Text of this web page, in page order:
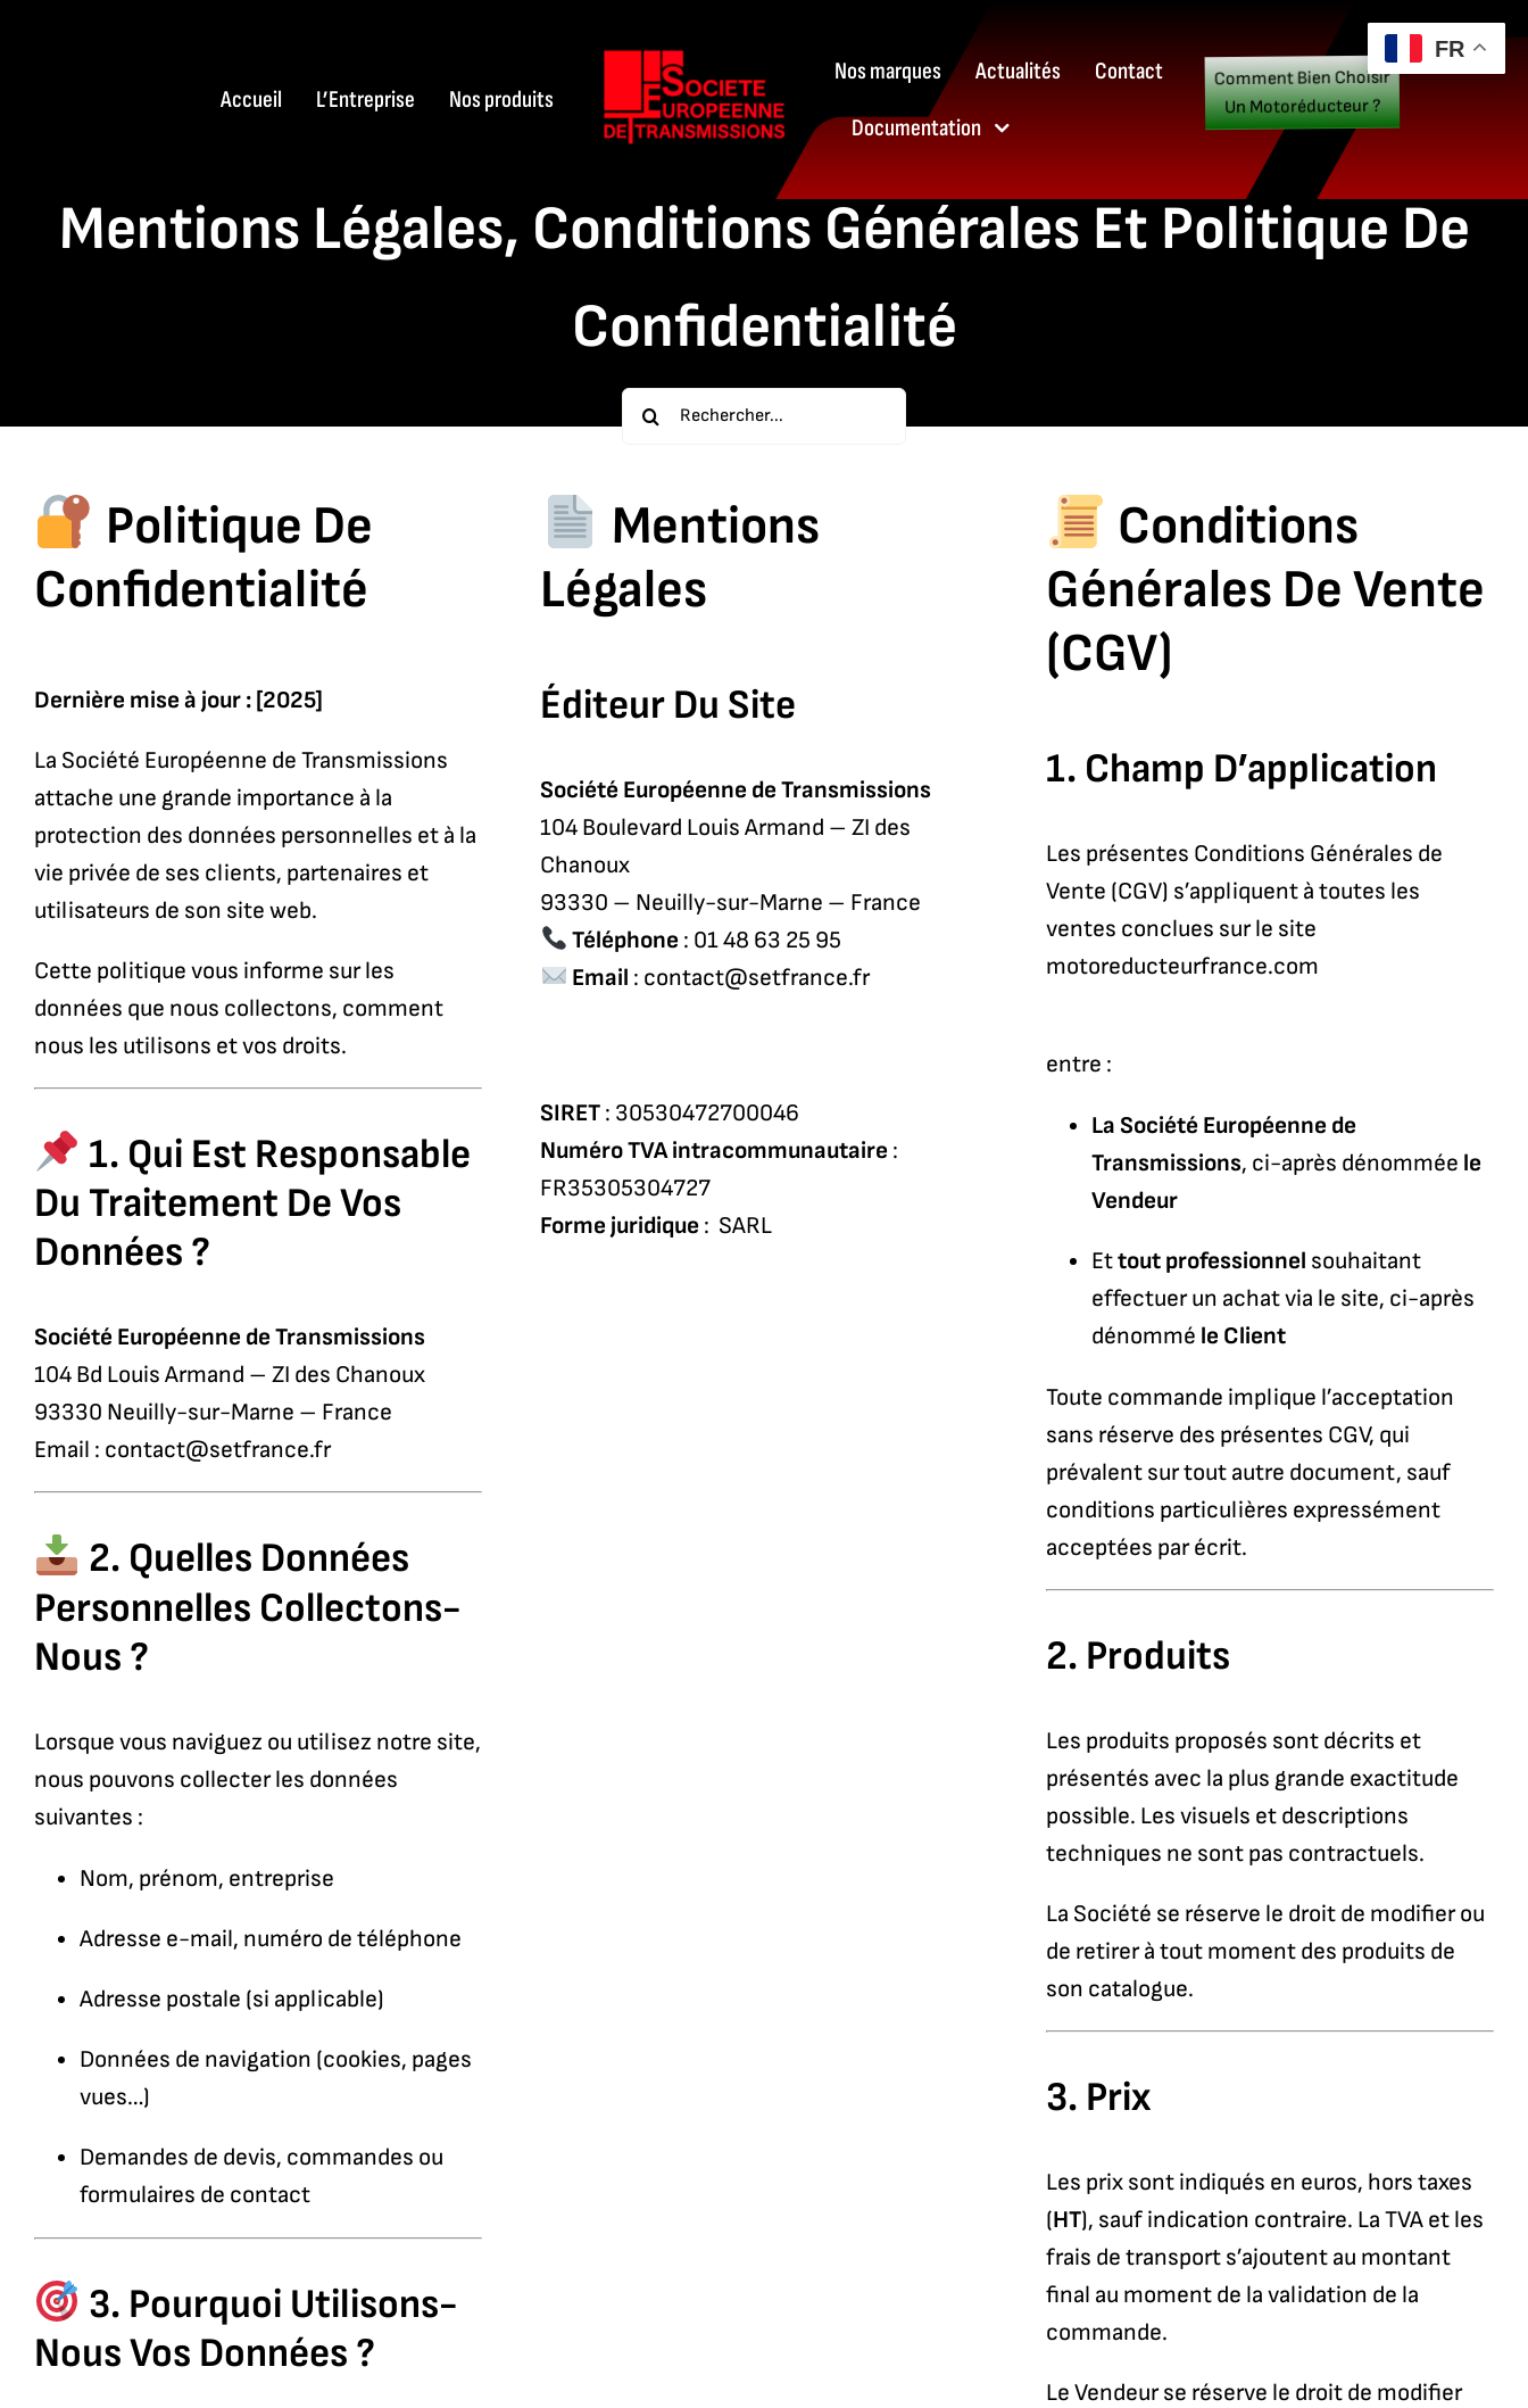
Accueil L’Entreprise Nos produits
Nos marques Actualités
Contact
Documentation
Comment Bien Choisir
Un Motoréducteur ?
Mentions Légales, Conditions Générales Et Politique De
Confidentialité
Rechercher:
Politique De
Confidentialité
Dernière mise à jour : [2025]
La Société Européenne de Transmissions
attache une grande importance à la
protection des données personnelles et à la
vie privée de ses clients, partenaires et
utilisateurs de son site web.
Cette politique vous informe sur les
données que nous collectons, comment
nous les utilisons et vos droits.
1. Qui Est Responsable
Du Traitement De Vos
Données ?
Société Européenne de Transmissions
104 Bd Louis Armand – ZI des Chanoux
93330 Neuilly-sur-Marne – France
Email : contact@setfrance.fr
2. Quelles Données
Personnelles Collectons-
Nous ?
Lorsque vous naviguez ou utilisez notre site,
nous pouvons collecter les données
suivantes :
Nom, prénom, entreprise
Adresse e-mail, numéro de téléphone
Adresse postale (si applicable)
Données de navigation (cookies, pages
vues…)
Demandes de devis, commandes ou
formulaires de contact
3. Pourquoi Utilisons-
Nous Vos Données ?
Mentions
Légales
Éditeur Du Site
Société Européenne de Transmissions
104 Boulevard Louis Armand – ZI des
Chanoux
93330 – Neuilly-sur-Marne – France
Téléphone : 01 48 63 25 95
Email : contact@setfrance.fr
SIRET : 30530472700046
Numéro TVA intracommunautaire :
FR35305304727
Forme juridique : SARL
Conditions
Générales De Vente
(CGV)
1. Champ D’application
Les présentes Conditions Générales de
Vente (CGV) s’appliquent à toutes les
ventes conclues sur le site
motoreducteurfrance.com
entre :
La Société Européenne de
Transmissions, ci-après dénommée le
Vendeur
Ettout professionnel souhaitant
effectuer un achat via le site, ci-après
dénommé le Client
Toute commande implique l’acceptation
sans réserve des présentes CGV, qui
prévalent sur tout autre document, sauf
conditions particulières expressément
acceptées par écrit.
2. Produits
Les produits proposés sont décrits et
présentés avec la plus grande exactitude
possible. Les visuels et descriptions
techniques ne sont pas contractuels.
La Société se réserve le droit de modifier ou
de retirer à tout moment des produits de
son catalogue.
3. Prix
Les prix sont indiqués en euros, hors taxes
(HT), sauf indication contraire. La TVA et les
frais de transport s’ajoutent au montant
final au moment de la validation de la
commande.
Le Vendeur se réserve le droit de modifier
FR